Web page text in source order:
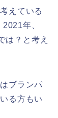
えている
年、
は？と考え
ブランパ
る方もい